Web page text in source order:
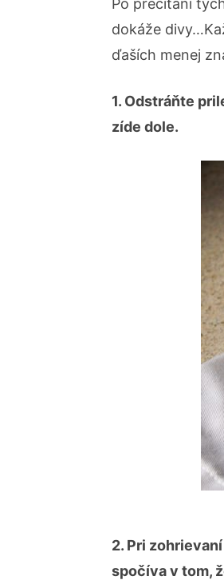
Po prečítaní
dokáže
ďaších menej
1. Odstráňte
zíde dole.
2. Pri
spočíva v tom,